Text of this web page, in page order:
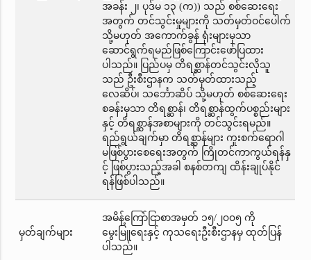
အခန်း ၂၊ ပုဒ်မ ၁၃ (က)) သည် စစ်ဆေးရေး
အတွက် တင်သွင်းမှုများကို သတ်မှတ်ဝင်ပေါက်
သို့မဟုတ် အကောက်ခွန် ရုံးများမှသာ
ဆောင်ရွက်ရမည်ဖြစ်ကြောင်းဖော်ပြထား
ပါသည်။ ပြည်ပမှ တိရစ္ဆာန်တင်သွင်းလိုသူ
သည် ဦးစီးဌာနက သတ်မှတ်ထားသည့်
လေဆိပ်၊ သင်္ဘောဆိပ် သို့မဟုတ် စစ်ဆေးရေး
စခန်းမှသာ တိရစ္ဆာန်၊ တိရစ္ဆာန်ထွက်ပစ္စည်းများ
နှင့် တိရစ္ဆာန်အစာများကို တင်သွင်းရမည်။
ရည်ရွယ်ချက်မှာ တိရစ္ဆာန်များ ကူးစက်ရောဂါ
မဖြစ်ပွားစေရေးအတွက် ကြိုတင်ကာကွယ်ရန်နှ
င့် ဖြစ်ပွားသည့်အခါ စနစ်တကျ ထိန်းချုပ်နိုင်
ရန်ဖြစ်ပါသည်။
မှတ်ချက်များ
အမိန့်ကြော်ငြာစာအမှတ် ၁၅/၂၀၀၅ ကို
မွေးမြူရေးနှင့် ကုသရေးဦးစီးဌာနမှ ထုတ်ပြန်
ပါသည်။